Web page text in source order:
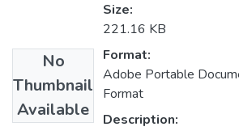
No
Thumbnail
Available
Size:
221.16 KB
Format:
Adobe Portable
Format
Description: